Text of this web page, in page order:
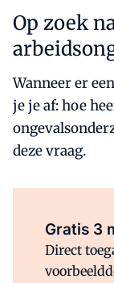
Op zoek
Wanneer er
je je af: hoe
deze vraag.
Gratis 3
Direct